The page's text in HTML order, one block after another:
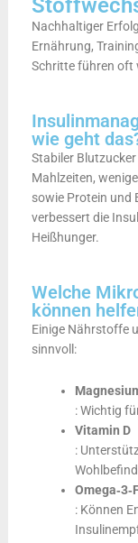
Nachhaltiger
Ernährung,
Schritte führen oft
wie geht
Stabiler
Mahlzeiten,
sowie Protein und
verbessert die
Heißhunger.
Welche
können
Einige Nährstoffe
sinnvoll:
: Wichtig
Vitamin D
:
: Können